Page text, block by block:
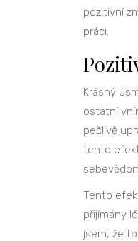
pozitivní
práci.
Krásný
ostatní
pečlivě
tento
Tento
přijímány
jsem, že